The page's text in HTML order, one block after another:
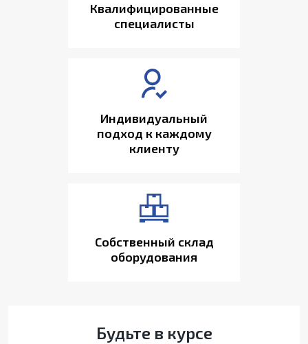
Квалифицированные
специалисты
Индивидуальный
подход к каждому
клиенту
Собственный склад
оборудования
Будьте в курсе